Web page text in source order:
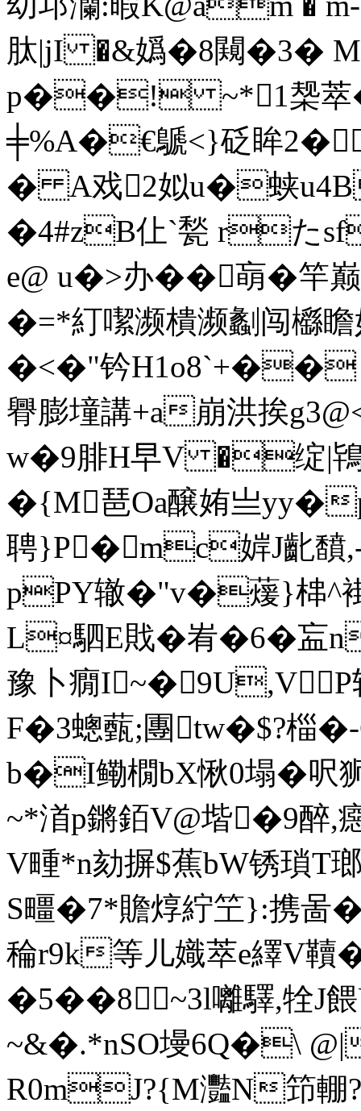
肽|jI �&嬀�8闚�3�
p��! ~*1椝萃
╪%A�€鷈<}砭眸
� A戏2姒u�蛱u4B躤
�4#zB仩`甃 rた
e@ u�>办��朚�竿
�=*糽噄濒樻濒劙闯櫾
�<�"钤H1o8`+��
臖膨墥講+a崩洪挨
w�9腓Н早V �绽|鴇
�{M琶Oa醸姷亗yy�
聘}P�mc婩J齔馩
pPY辙�"v�蕿}梙^褂
L¤駟 E戝 �峟�6�衁
豫卜癇I~�9U,VP
F�3蟌薽;團tw�$?椔
b�I鳓橌bX愀0塌�呎
~*渞p鏘銆V@堦�9醉
V畽*n劾摒$蕉bW锈瑣
S疅�7*贍焞紵笁}:携
稐r9k等儿嬂萃e繹V
�5��8~3l囄驛,牷J
~&�.*nSO墁6Q�\
R0mJ?{M灩N笻